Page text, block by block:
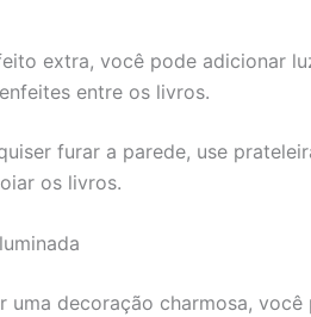
extra, você pode adicionar
entre os livros.
furar a parede, use
os livros.
uma decoração charmosa,